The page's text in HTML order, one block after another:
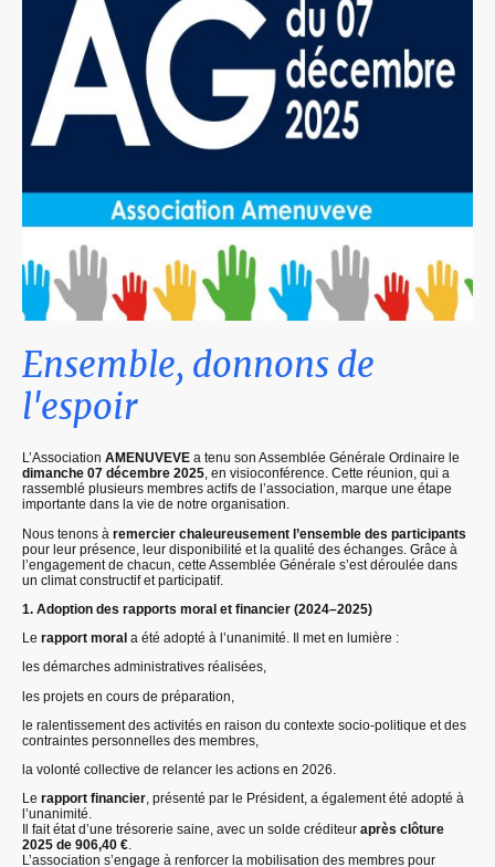
Ensemble, donnons de
l'espoir
L’Association AMENUVEVE a tenu son Assemblée Générale Ordinaire le
dimanche 07 décembre 2025, en visioconférence. Cette réunion, qui a
rassemblé plusieurs membres actifs de l’association, marque une étape
importante dans la vie de notre organisation.
Nous tenons à remercier chaleureusement l’ensemble des participants
pour leur présence, leur disponibilité et la qualité des échanges. Grâce à
l’engagement de chacun, cette Assemblée Générale s’est déroulée dans
un climat constructif et participatif.
1. Adoption des rapports moral et financier (2024–2025)
Le rapport moral a été adopté à l’unanimité. Il met en lumière :
les démarches administratives réalisées,
les projets en cours de préparation,
le ralentissement des activités en raison du contexte socio-politique et des
contraintes personnelles des membres,
la volonté collective de relancer les actions en 2026.
Le rapport financier, présenté par le Président, a également été adopté à
l’unanimité.
Il fait état d’une trésorerie saine, avec un solde créditeur après clôture
2025 de 906,40 €.
L’association s’engage à renforcer la mobilisation des membres pour